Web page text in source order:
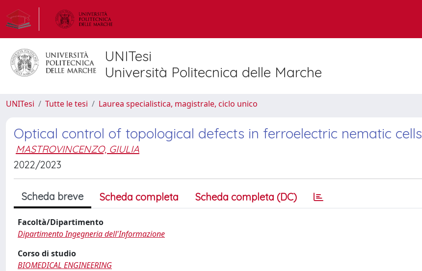
UNITesi
Università Politecnica delle Marche
UNITesi Tutte le tesi Laurea specialistica, magistrale, ciclo unico
Optical control of topological defects in ferroelectric nematic cells
MASTROVINCENZO, GIULIA
2022/2023
Scheda breve Scheda completa Scheda completa (DC)
Facoltà/Dipartimento
Dipartimento Ingegneria dell'Informazione
Corso di studio
BIOMEDICAL ENGINEERING